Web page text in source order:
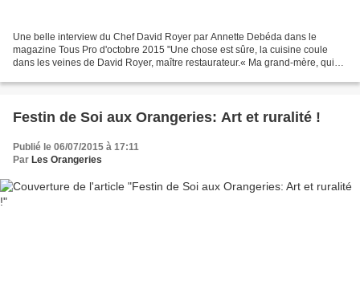
Une belle interview du Chef David Royer par Annette Debéda dans le
magazine Tous Pro d'octobre 2015 "Une chose est sûre, la cuisine coule
dans les veines de David Royer, maître restaurateur.« Ma grand-mère, qui
Festin de Soi aux Orangeries: Art et ruralité !
Publié le 06/07/2015 à 17:11
Par Les Orangeries